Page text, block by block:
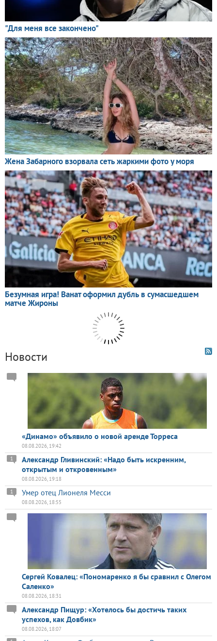
Новости
«Динамо» объявило о новой аренде Торреса
08.08.2026, 19:42
Александр Гливинский: «Надо быть искренним,
открытым и откровенным»
1
08.08.2026, 19:18
Умер отец Лионеля Месси
1
08.08.2026, 18:55
Сергей Ковалец: «Пономаренко я бы сравнил с Олегом
Саленко»
08.08.2026, 18:31
Александр Пищур: «Хотелось бы достичь таких
успехов, как Довбик»
08.08.2026, 18:07